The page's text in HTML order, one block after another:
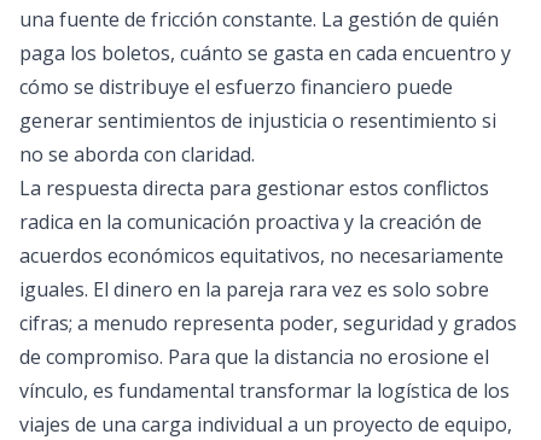
una fuente de fricción constante. La gestión de quién
paga los boletos, cuánto se gasta en cada encuentro y
cómo se distribuye el esfuerzo financiero puede
generar sentimientos de injusticia o resentimiento si
no se aborda con claridad.
La respuesta directa para gestionar estos conflictos
radica en la comunicación proactiva y la creación de
acuerdos económicos equitativos, no necesariamente
iguales. El dinero en la pareja rara vez es solo sobre
cifras; a menudo representa poder, seguridad y grados
de compromiso. Para que la distancia no erosione el
vínculo, es fundamental transformar la logística de los
viajes de una carga individual a un proyecto de equipo,